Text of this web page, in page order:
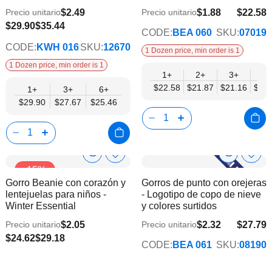
deseos
$29.90$35.44
$25.46
Precio unitario$2.49
CODE: KWH 016SKU:12670
1 Dozen price, min order is 1
1+
$29.90
3+
$27.67
6+
$25.46
$22.58
$18.34
Precio unitario$1.88
CODE: BEA 060 SKU:07019
1 Dozen price, min order is 1
1+
$22.58
2+
$21.87
3+
$21.16
-15%
Show
Info
Añadir
la
deseos
Gorro Beanie con corazón y
lentejuelas para niños -
Winter Essential
$24.62$29.18
$20.97
Precio unitario$2.05
Show
Info la
lista
Gorros de punto con orejeras
- Logotipo de copo de nieve
y colores surtidos
$27.79
$22.58
Precio unitario$2.32
CODE: BEA 061 SKU:08190